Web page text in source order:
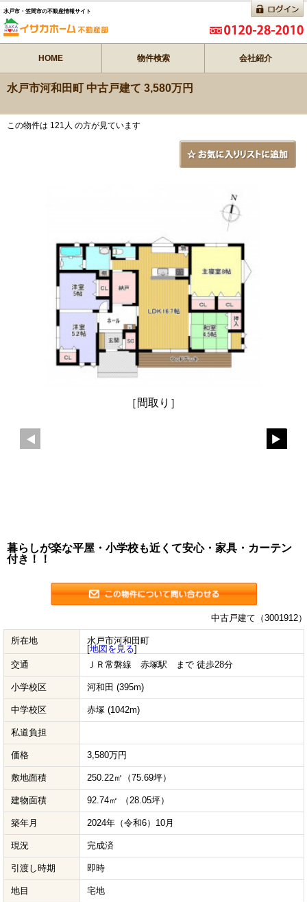
水戸市・笠間市の不動産情報サイト
HOME 物件検索 会社紹介
水戸市河和田町 中古戸建て 3,580万円
この物件は 121人 の方が見ています
［間取り］
暮らしが楽な平屋・小学校も近くて安心・家具・カーテン
付き！！
中古戸建て（3001912）
所在地
水戸市河和田町
[地図を見る]
交通
ＪＲ常磐線 赤塚駅 まで 徒歩28分
小学校区 河和田 (395m)
中学校区 赤塚 (1042m)
私道負担
価格 3,580万円
敷地面積 250.22㎡（75.69坪）
建物面積 92.74㎡ （28.05坪）
築年月 2024年（令和6）10月
現況 完成済
引渡し時期 即時
地目 宅地